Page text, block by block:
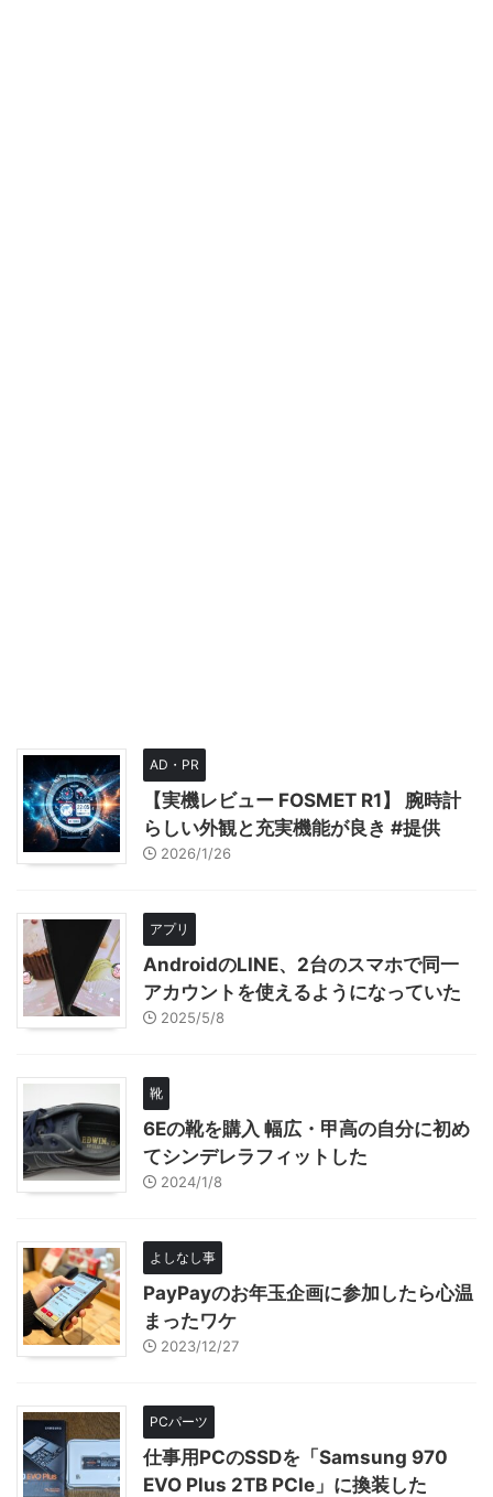
AD・PR
【実機レビュー FOSMET R1】 腕時計
らしい外観と充実機能が良き #提供
2026/1/26
アプリ
AndroidのLINE、2台のスマホで同一
アカウントを使えるようになっていた
2025/5/8
靴
6Eの靴を購入 幅広・甲高の自分に初め
てシンデレラフィットした
2024/1/8
よしなし事
PayPayのお年玉企画に参加したら心温
まったワケ
2023/12/27
PCパーツ
仕事用PCのSSDを「Samsung 970
EVO Plus 2TB PCIe」に換装した